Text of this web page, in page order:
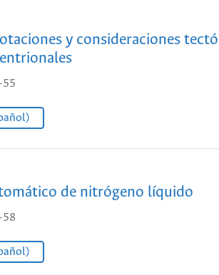
y consideraciones
55
de nitrógeno líquido
58